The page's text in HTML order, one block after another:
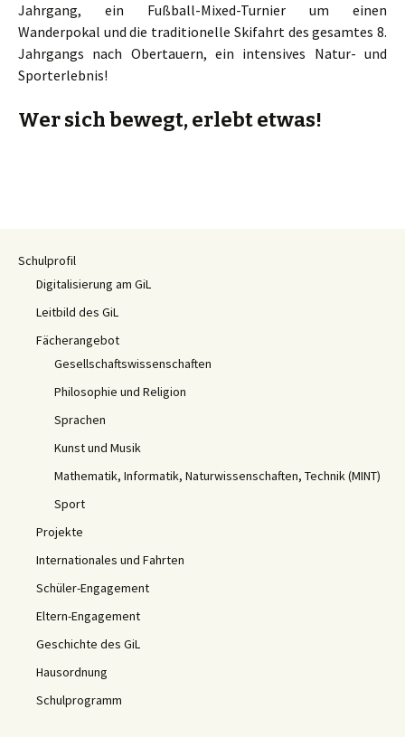
Jahrgang, ein Fußball-Mixed-Turnier um einen
Wanderpokal und die traditionelle Skifahrt des gesamtes 8.
Jahrgangs nach Obertauern, ein intensives Natur- und
Sporterlebnis!
Wer sich bewegt, erlebt etwas!
Schulprofil
Digitalisierung am GiL
Leitbild des GiL
Fächerangebot
Gesellschaftswissenschaften
Philosophie und Religion
Sprachen
Kunst und Musik
Mathematik, Informatik, Naturwissenschaften, Technik (MINT)
Sport
Projekte
Internationales und Fahrten
Schüler-Engagement
Eltern-Engagement
Geschichte des GiL
Hausordnung
Schulprogramm